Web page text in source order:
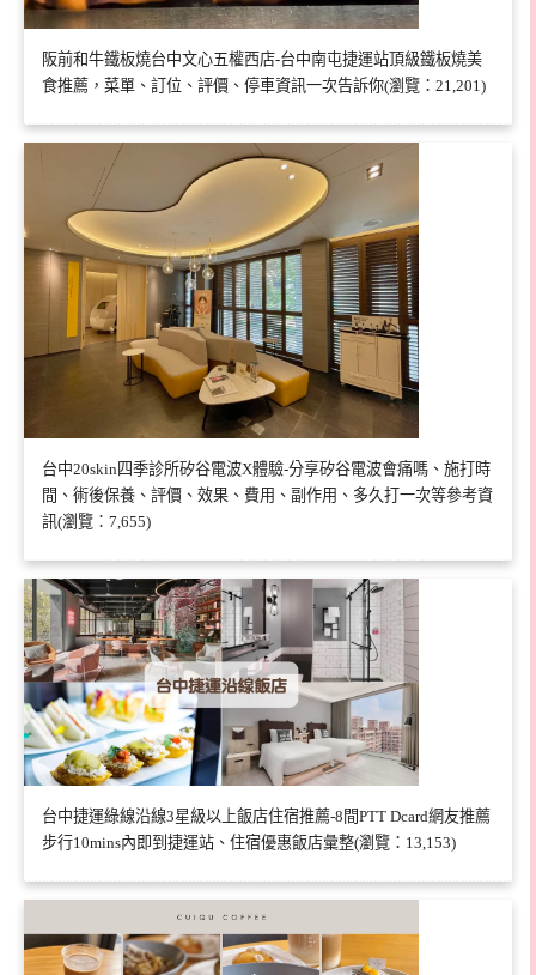
阪前和牛鐵板燒台中文心五權西店-台中南屯捷運站頂級鐵板燒美
食推薦，菜單、訂位、評價、停車資訊一次告訴你(瀏覽：21,201)
台中20skin四季診所矽谷電波X體驗-分享矽谷電波會痛嗎、施打時
間、術後保養、評價、效果、費用、副作用、多久打一次等參考資
訊(瀏覽：7,655)
台中捷運綠線沿線3星級以上飯店住宿推薦-8間PTT Dcard網友推薦
步行10mins內即到捷運站、住宿優惠飯店彙整(瀏覽：13,153)